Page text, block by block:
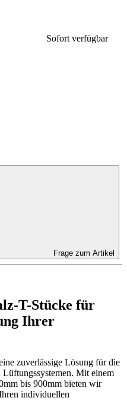
Sofort verfügbar
Frage zum Artikel
T-Stücke für
Ihrer
zuverlässige Lösung für die
Mit einem
bis 900mm bieten wir
individuellen